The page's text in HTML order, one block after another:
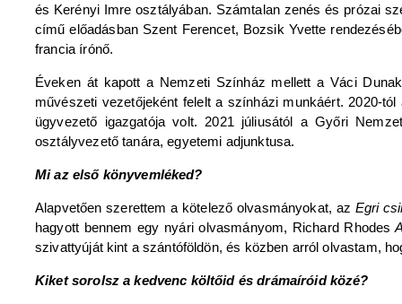
és Kerényi Imre osztályában. Számtalan zenés és prózai
című előadásban Szent Ferencet, Bozsik Yvette
francia írónő.
Éveken át kapott a Nemzeti Színház mellett a Váci
művészeti vezetőjeként felelt a színházi munkáért. 2020-
ügyvezető igazgatója volt. 2021 júliusától a Győri
osztályvezető tanára, egyetemi adjunktusa.
Mi az első könyvemléked?
Alapvetően szerettem a kötelező olvasmányokat, az Egri
hagyott bennem egy nyári olvasmányom, Richard Rhodes
szivattyúját kint a szántóföldön, és közben arról olvastam,
Kiket sorolsz a kedvenc költőid és drámaíróid közé?